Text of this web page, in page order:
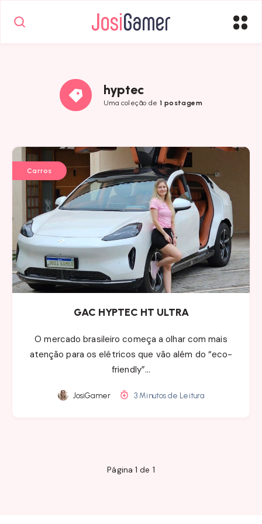
hyptec
Uma coleção de 1 postagem
Carros
GAC HYPTEC HT ULTRA
O mercado brasileiro começa a olhar com mais
atenção para os elétricos que vão além do “eco-
friendly”…
JosiGamer 3 Minutos de Leitura
Página 1 de 1